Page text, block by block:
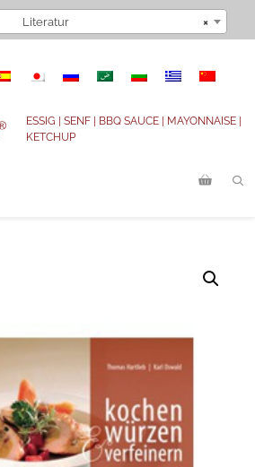
×
Literatur
ESSIG | SENF | BBQ SAUCE | MAYONNAISE |
KETCHUP